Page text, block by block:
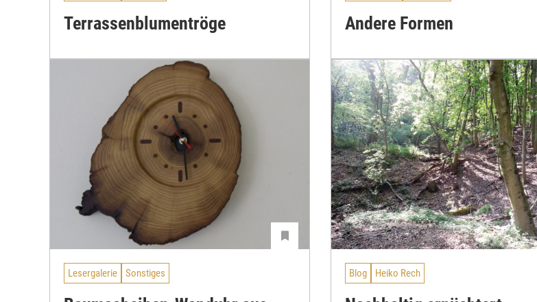
Terrassenblumentröge Andere Formen
Lesergalerie Sonstiges Blog Heiko Rech